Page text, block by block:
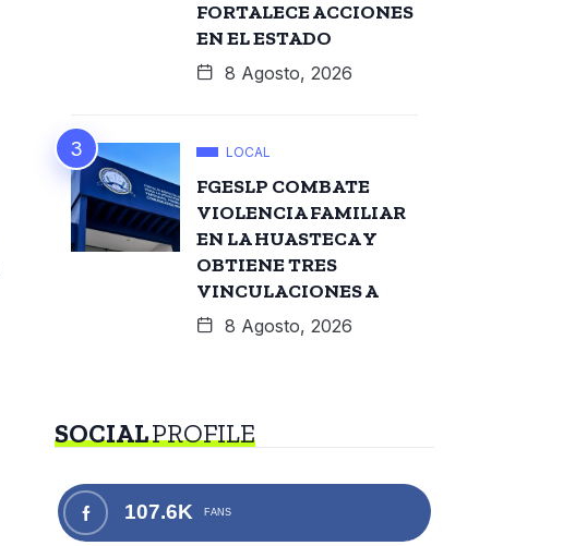
FORTALECE ACCIONES
EN EL ESTADO
8 Agosto, 2026
LOCAL
FGESLP COMBATE
VIOLENCIA FAMILIAR
EN LA HUASTECA Y
OBTIENE TRES
VINCULACIONES A
8 Agosto, 2026
SOCIALPROFILE
107.6K FANS